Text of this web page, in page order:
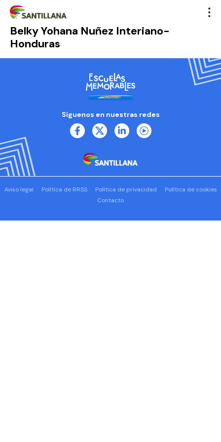
Belky Yohana Nuñez Interiano-
Honduras
Síguenos en nuestras redes
Aviso legal Política de RRSS Política de privacidad
Política de cookies
Contacto